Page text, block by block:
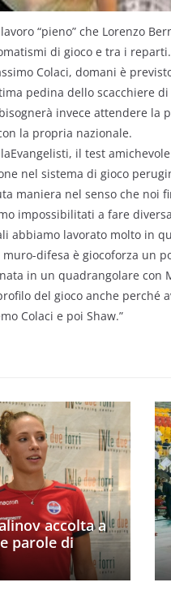
“pieno” che Lorenzo
di gioco e tra i
Colaci, domani è
pedina dello scacchiere
invece attendere
la propria nazionale.
il test
nel sistema di gioco
maniera nel senso che noi
impossibilitati a fare
abbiamo lavorato molto in
difesa è giocoforza un
in un quadrangolare con
del gioco anche perché
Colaci e poi Shaw.”
accolta a
parole di